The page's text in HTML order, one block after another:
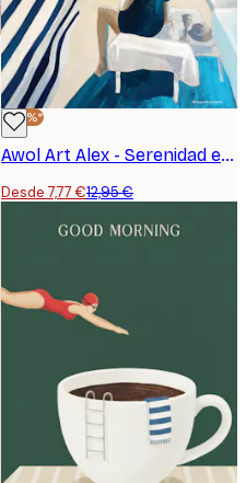
-40%*
Awol Art Alex - Serenidad en la Playa Póster
Desde 7,77 €12,95 €